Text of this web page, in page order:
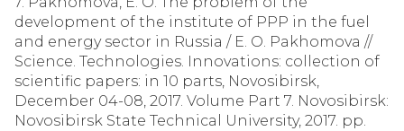
development of the institute of PPP in the fuel
and energy sector in Russia / E. O. Pakhomova //
Science. Technologies. Innovations: collection of
scientific papers: in 10 parts, Novosibirsk,
December 04-08, 2017. Volume Part 7. Novosibirsk:
Novosibirsk State Technical University, 2017. pp.